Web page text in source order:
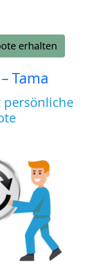
erhalten
Tama
persönliche